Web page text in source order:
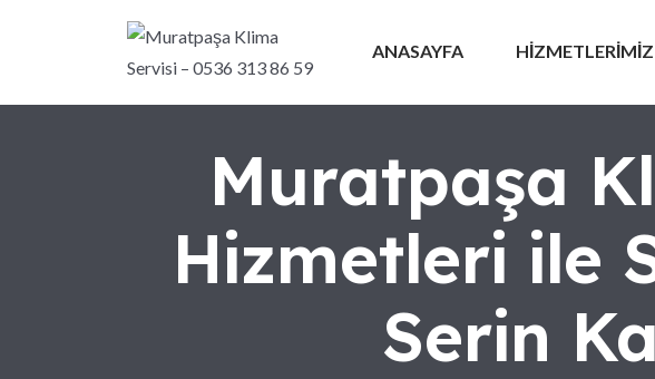
ANASAYFA HİZMETLERİMİZ
Muratpaşa
Hizmetleri ile
Serin